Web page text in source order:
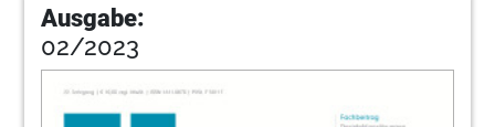
Ausgabe:
02/2023